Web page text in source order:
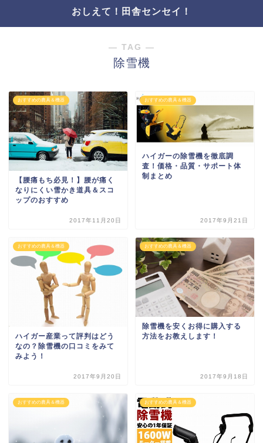
おしえて！田舎センセイ！
― TAG ―
除雪機
おすすめの農具＆機器
【腰痛もち必見！】腰が痛く
なりにくい雪かき道具＆スコ
ップのおすすめ
2017年11月20日
おすすめの農具＆機器
ハイガーの除雪機を徹底調
査！価格・品質・サポート体
制まとめ
2017年9月21日
おすすめの農具＆機器
ハイガー産業って評判はどう
なの？除雪機の口コミをみて
みよう！
2017年9月20日
おすすめの農具＆機器
除雪機を安くお得に購入する
方法をお教えします！
2017年9月18日
おすすめの農具＆機器 おすすめの農具＆機器